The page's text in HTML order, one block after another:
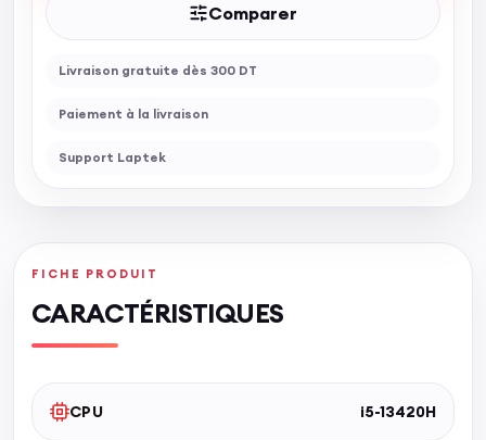
Comparer
Livraison gratuite dès 300 DT
Paiement à la livraison
Support Laptek
FICHE PRODUIT
CARACTÉRISTIQUES
CPU i5-13420H